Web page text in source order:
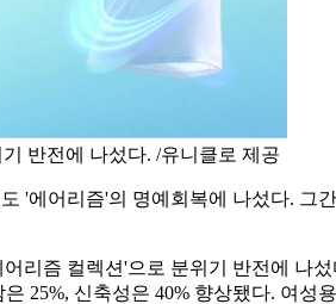
반전에 나섰다. /유니클로 제공
'에어리즘'의 명예회복에 나섰다.
리즘 컬렉션'으로 분위기 반전에 나
25%, 신축성은 40% 향상됐다. 여